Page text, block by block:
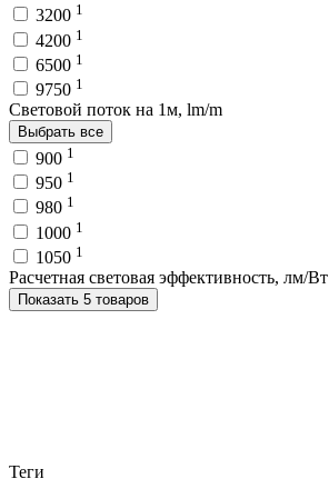
3200 1
4200 1
6500 1
9750 1
Световой поток на 1м, lm/m
Выбрать все
900 1
950 1
980 1
1000 1
1050 1
Расчетная световая эффективность, лм/Вт
Показать 5 товаров
Теги